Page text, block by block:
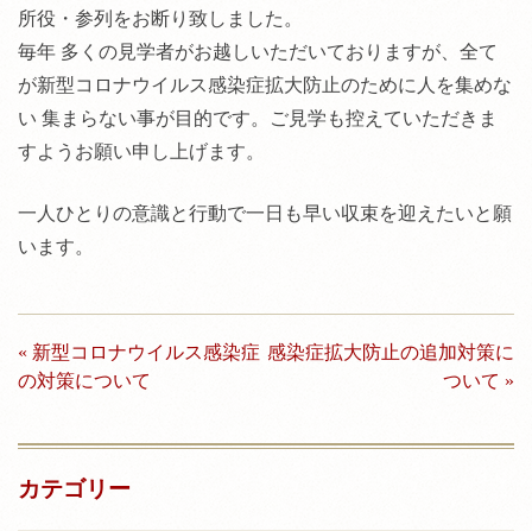
所役・参列をお断り致しました。
毎年 多くの見学者がお越しいただいておりますが、全て
が新型コロナウイルス感染症拡大防止のために人を集めな
い 集まらない事が目的です。ご見学も控えていただきま
すようお願い申し上げます。
一人ひとりの意識と行動で一日も早い収束を迎えたいと願
います。
投
稿
ゲ
« 新型コロナウイルス感染症
の対策について
感染症拡大防止の追加対策に
ついて »
カテゴリー